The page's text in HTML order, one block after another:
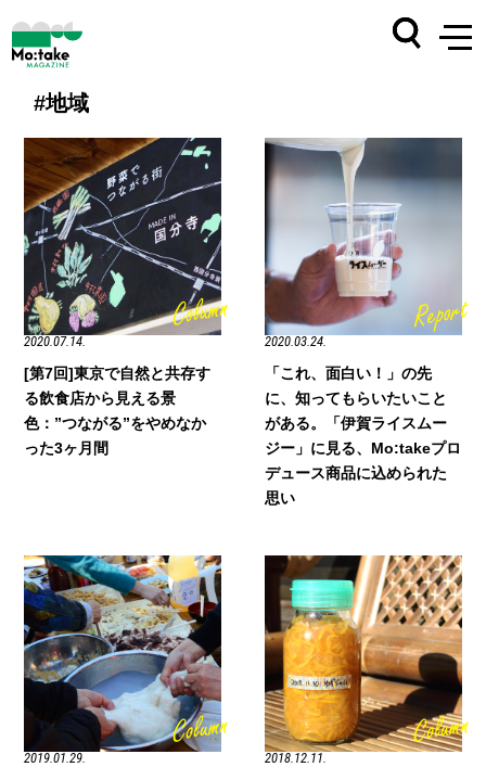
#地域
2020.07.14.
[第7回]東京で自然と共存す
る飲食店から見える景
色：”つながる”をやめなか
った3ヶ月間
2020.03.24.
「これ、面白い！」の先
に、知ってもらいたいこと
がある。「伊賀ライスムー
ジー」に見る、Mo:takeプロ
デュース商品に込められた
思い
2019.01.29. 2018.12.11.